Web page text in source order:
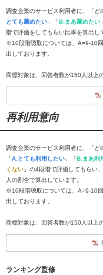
調査企業のサービス利用者に、「ど
とても薦めたい 」「B:まあ薦めたい
階で評価をしてもらい比率を算出し
※10段階聴取については、A=9-10
出しております。
商標対象は、回答者数が150人以上
再利用意向
調査企業のサービス利用者に、「ど
「A:とても利用したい 」「B:まあ利
くない 」の4段階で評価してもらい
人の割合で算出しています。
※10段階聴取については、A=9-10
出しております。
商標対象は、回答者数が150人以上
ランキング監修